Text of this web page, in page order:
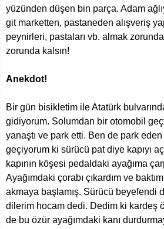
yüzünden düşen bin parça. Adam
git marketten, pastaneden alışveriş
peynirleri, pastaları vb. almak
zorunda kalsın!
Anekdot!
Bir gün bisikletim ile Atatürk
gidiyorum. Solumdan bir otomobil
yanaştı ve park etti. Ben de park
geçiyorum ki sürücü pat diye kapıyı
kapının köşesi pedaldaki ayağıma
Ayağımdaki çorabı çıkardım ve
akmaya başlamış. Sürücü beyefendi
dilerim hocam dedi. Dedim ki kardeş
de bu özür ayağımdaki kanı